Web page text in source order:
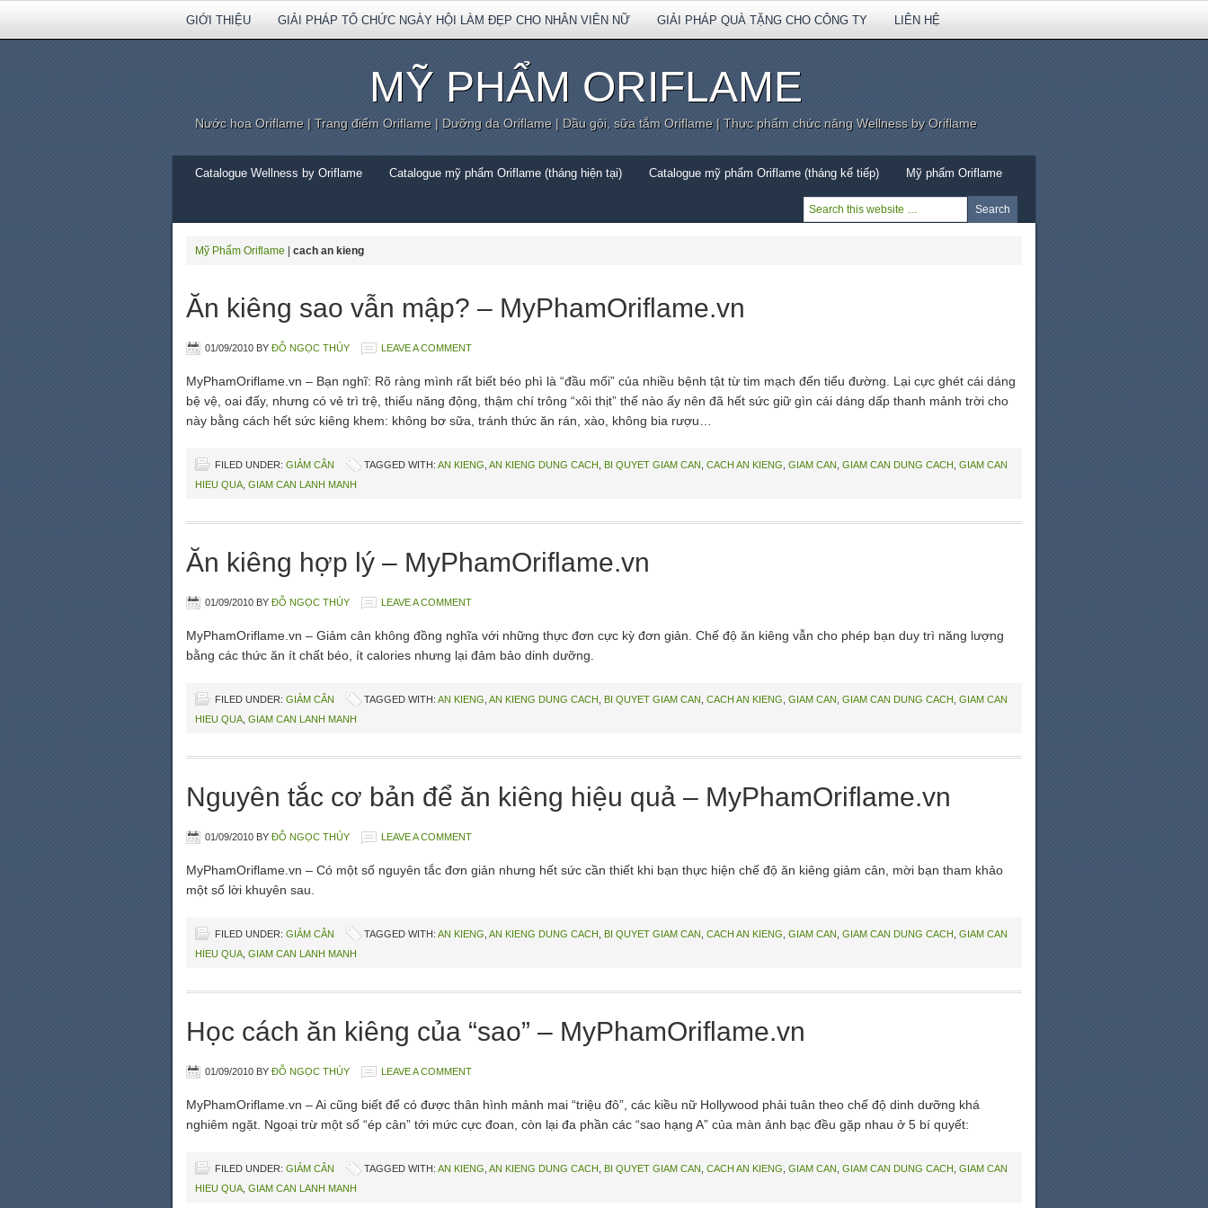
GIỚI THIỆU GIẢI PHÁP TỔ CHỨC NGÀY HỘI LÀM ĐẸP CHO NHÂN VIÊN NỮ GIẢI PHÁP QUÀ TẶNG CHO CÔNG TY LIÊN HỆ
MỸ PHẨM ORIFLAME
Nước hoa Oriflame | Trang điểm Oriflame | Dưỡng da Oriflame | Dầu gội, sữa tắm Oriflame | Thực phẩm chức năng Wellness by Oriflame
Catalogue Wellness by Oriflame Catalogue mỹ phẩm Oriflame (tháng hiện tại) Catalogue mỹ phẩm Oriflame (tháng kế tiếp) Mỹ phẩm Oriflame
Mỹ Phẩm Oriflame cach an kieng
Ăn kiêng sao vẫn mập? – MyPhamOriflame.vn
01/09/2010 BY ĐỖ NGỌC THÚY LEAVE A COMMENT
MyPhamOriflame.vn – Bạn nghĩ: Rõ ràng mình rất biết béo phì là “đầu mối” của nhiều bệnh tật từ tim mạch đến tiểu đường. Lại cực ghét cái dáng
bệ vệ, oai đấy, nhưng có vẻ trì trệ, thiếu năng động, thậm chí trông “xôi thịt” thế nào ấy nên đã hết sức giữ gìn cái dáng dấp thanh mảnh trời cho
này bằng cách hết sức kiêng khem: không bơ sữa, tránh thức ăn rán, xào, không bia rượu…
FILED UNDER: GIẢM CÂN TAGGED WITH: AN KIENG AN KIENG DUNG CACH BI QUYET GIAM CAN CACH AN KIENG GIAM CAN GIAM CAN DUNG CACH GIAM CAN
HIEU QUA GIAM CAN LANH MANH
Ăn kiêng hợp lý – MyPhamOriflame.vn
01/09/2010 BY ĐỖ NGỌC THÚY LEAVE A COMMENT
MyPhamOriflame.vn – Giảm cân không đồng nghĩa với những thực đơn cực kỳ đơn giản. Chế độ ăn kiêng vẫn cho phép bạn duy trì năng lượng
bằng các thức ăn ít chất béo, ít calories nhưng lại đảm bảo dinh dưỡng.
FILED UNDER: GIẢM CÂN TAGGED WITH: AN KIENG AN KIENG DUNG CACH BI QUYET GIAM CAN CACH AN KIENG GIAM CAN GIAM CAN DUNG CACH GIAM CAN
HIEU QUA GIAM CAN LANH MANH
Nguyên tắc cơ bản để ăn kiêng hiệu quả – MyPhamOriflame.vn
01/09/2010 BY ĐỖ NGỌC THÚY LEAVE A COMMENT
MyPhamOriflame.vn – Có một số nguyên tắc đơn giản nhưng hết sức cần thiết khi bạn thực hiện chế độ ăn kiêng giảm cân, mời bạn tham khảo
một số lời khuyên sau.
FILED UNDER: GIẢM CÂN TAGGED WITH: AN KIENG AN KIENG DUNG CACH BI QUYET GIAM CAN CACH AN KIENG GIAM CAN GIAM CAN DUNG CACH GIAM CAN
HIEU QUA GIAM CAN LANH MANH
Học cách ăn kiêng của “sao” – MyPhamOriflame.vn
01/09/2010 BY ĐỖ NGỌC THÚY LEAVE A COMMENT
MyPhamOriflame.vn – Ai cũng biết để có được thân hình mảnh mai “triệu đô”, các kiều nữ Hollywood phải tuân theo chế độ dinh dưỡng khá
nghiêm ngặt. Ngoại trừ một số “ép cân” tới mức cực đoan, còn lại đa phần các “sao hạng A” của màn ảnh bạc đều gặp nhau ở 5 bí quyết:
FILED UNDER: GIẢM CÂN TAGGED WITH: AN KIENG AN KIENG DUNG CACH BI QUYET GIAM CAN CACH AN KIENG GIAM CAN GIAM CAN DUNG CACH GIAM CAN
HIEU QUA GIAM CAN LANH MANH